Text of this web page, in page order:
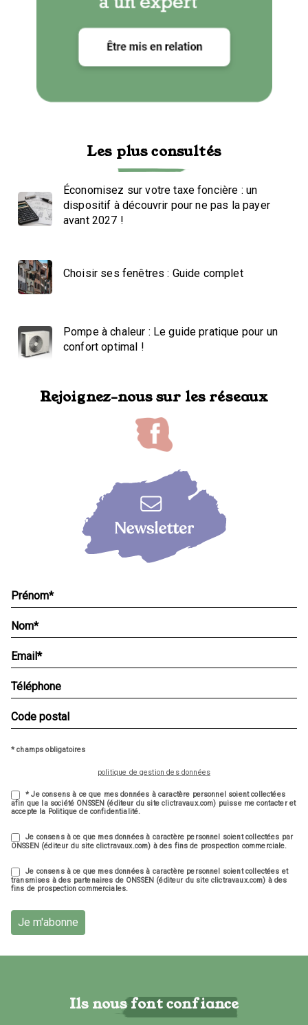
Les plus consultés
Économisez sur votre taxe foncière : un
dispositif à découvrir pour ne pas la payer
avant 2027 !
Choisir ses fenêtres : Guide complet
Pompe à chaleur : Le guide pratique pour un
confort optimal !
Rejoignez-nous sur les réseaux
* champs obligatoires
politique de gestion des données
* Je consens à ce que mes données à caractère personnel soient collectées
afin que la société ONSSEN (éditeur du site clictravaux.com) puisse me contacter et
accepte la Politique de confidentialité.
Je consens à ce que mes données à caractère personnel soient collectées par
ONSSEN (éditeur du site clictravaux.com) à des fins de prospection commerciale.
Je consens à ce que mes données à caractère personnel soient collectées et
transmises à des partenaires de ONSSEN (éditeur du site clictravaux.com) à des
fins de prospection commerciales.
Je m'abonne
Ils nous font confiance